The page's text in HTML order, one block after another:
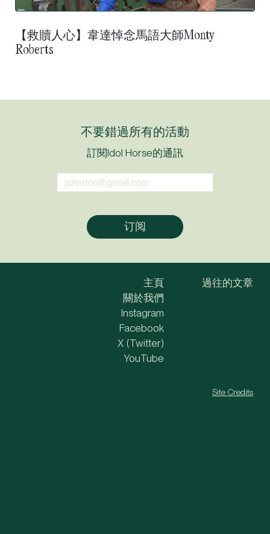
【救贖人心】韋達悼念馬語大師Monty
Roberts
不要錯過所有的活動
訂閱Idol Horse的通訊
主頁
關於我們
過往的文章
Instagram
Facebook
X (Twitter)
YouTube
Site Credits